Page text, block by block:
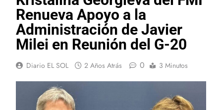
Renueva Apoyo a la
Administración de Javier
Milei en Reunión del G-20
Diario EL SOL 2 Años Atrás 0 3 Minutos